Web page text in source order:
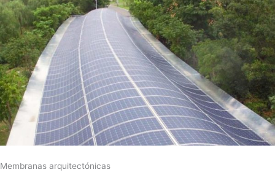
Membranas arquitectónicas